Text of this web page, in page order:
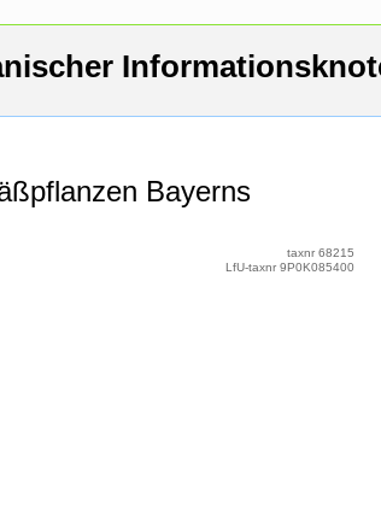
Bayerns
taxnr 68215
LfU-taxnr 9P0K085400